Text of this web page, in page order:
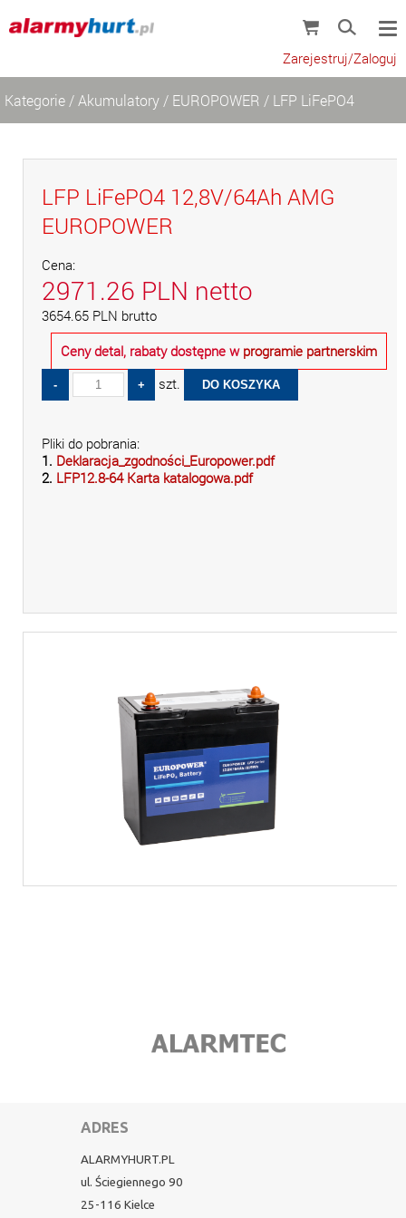
Zarejestruj/Zaloguj
Kategorie / Akumulatory / EUROPOWER / LFP LiFePO4
LFP LiFePO4 12,8V/64Ah AMG
EUROPOWER
Cena:
2971.26 PLN netto
3654.65 PLN brutto
Ceny detal, rabaty dostępne w programie partnerskim
szt.
Pliki do pobrania:
1. Deklaracja_zgodności_Europower.pdf
2. LFP12.8-64 Karta katalogowa.pdf
ADRES
ALARMYHURT.PL
ul. Ściegiennego 90
25-116 Kielce